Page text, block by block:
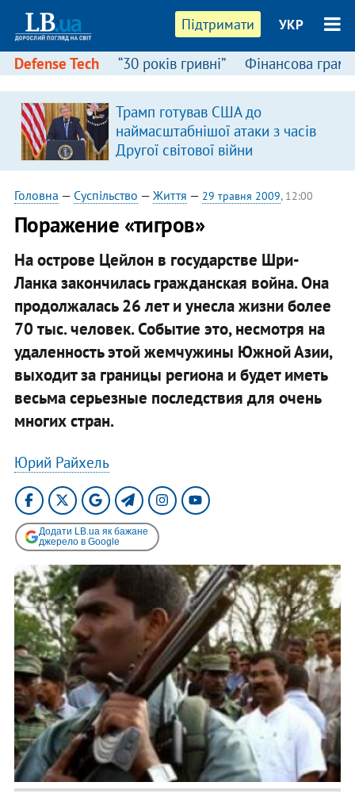
Підтримати УКР
Defense Tech “30 років гривні” Фінансова
Трамп готував США до
наймасштабнішої атаки з часів
Другої світової війни
Головна — Суспільство — Життя — 29 травня 2009, 12:00
Поражение «тигров»
На острове Цейлон в государстве Шри-
Ланка закончилась гражданская война. Она
продолжалась 26 лет и унесла жизни более
70 тыс. человек. Событие это, несмотря на
удаленность этой жемчужины Южной Азии,
выходит за границы региона и будет иметь
весьма серьезные последствия для очень
многих стран.
Юрий Райхель
Додати LB.ua як бажане
джерело в Google